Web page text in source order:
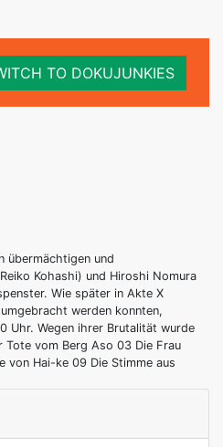
TO DOKUJUNKIES
übermächtigen und
Kohashi) und Hiroshi Nomura
Wie später in Akte X
werden konnten,
Uhr. Wegen ihrer Brutalität wurde
vom Berg Aso 03 Die Frau
von Hai-ke 09 Die Stimme aus